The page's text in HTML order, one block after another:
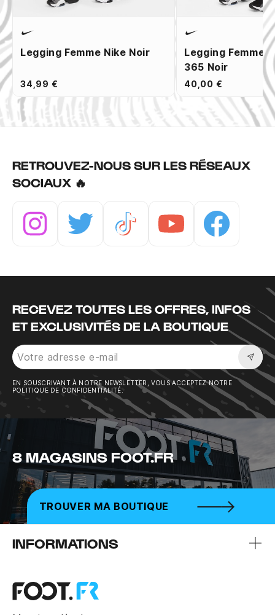
Legging Femme Nike Noir
34,99 €
Legging Femme
365 Noir
40,00 €
RETROUVEZ-NOUS SUR LES RÉSEAUX
SOCIAUX 🔥
RECEVEZ TOUTES LES OFFRES, INFOS
ET EXCLUSIVITÉS DE LA BOUTIQUE
EN SOUSCRIVANT À NOTRE NEWSLETTER, VOUS ACCEPTEZ NOTRE
POLITIQUE DE CONFIDENTIALITÉ.
8 MAGASINS FOOT.FR
TROUVER MA BOUTIQUE
INFORMATIONS